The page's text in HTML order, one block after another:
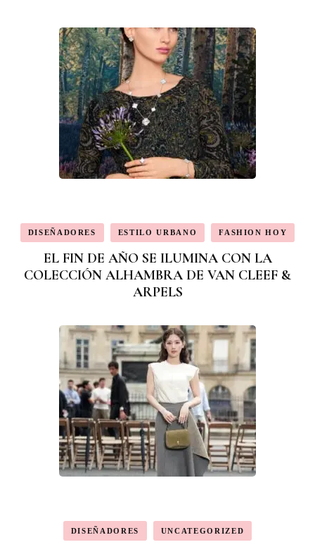
DISEÑADORES ESTILO URBANO FASHION HOY
EL FIN DE AÑO SE ILUMINA CON LA
COLECCIÓN ALHAMBRA DE VAN CLEEF &
ARPELS
DISEÑADORES UNCATEGORIZED